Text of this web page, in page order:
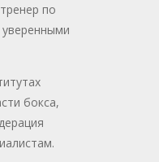
по
бокса,